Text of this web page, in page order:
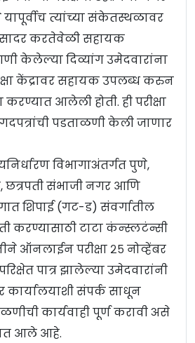
त्यांच्या संकेतस्थळावर
सादर करतेवेळी सहायक
केलेल्या दिव्यांग उमेदवारांना
केंद्रावर सहायक उपलब्ध करुन
करण्यात आलेली होती. ही परीक्षा
पडताळणी केली जाणार
विभागाअंतर्गत पुणे,
संभाजी नगर आणि
शिपाई (गट-ड) संवर्गातील
करण्यासाठी टाटा कंन्स्लटंन्सी
ऑनलाईन परीक्षा २५ नोव्हेंबर
पात्र झालेल्या उमेदवारांनी
कार्यालयाशी संपर्क साधून
कार्यवाही पूर्ण करावी असे
आले आहे.